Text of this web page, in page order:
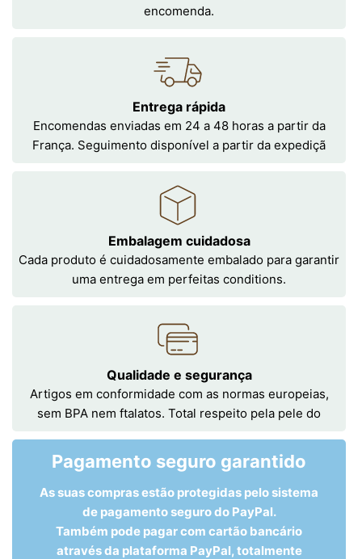
encomenda.
Entrega rápida
Encomendas enviadas em 24 a 48 horas a partir da
França. Seguimento disponível a partir da expediçã
Embalagem cuidadosa
Cada produto é cuidadosamente embalado para garantir
uma entrega em perfeitas conditions.
Qualidade e segurança
Artigos em conformidade com as normas europeias,
sem BPA nem ftalatos. Total respeito pela pele do
Pagamento seguro garantido
As suas compras estão protegidas pelo sistema
de pagamento seguro do PayPal.
Também pode pagar com cartão bancário
através da plataforma PayPal, totalmente